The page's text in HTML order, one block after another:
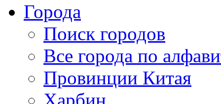
Города
Поиск городов
Все города по
Провинции Китая
Харбин